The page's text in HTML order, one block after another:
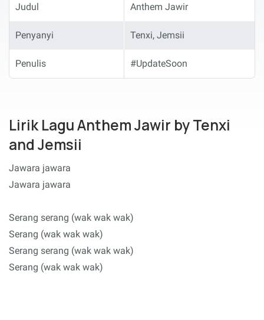
Judul Anthem Jawir
Penyanyi Tenxi, Jemsii
Penulis #UpdateSoon
Lirik Lagu Anthem Jawir by Tenxi
and Jemsii
Jawara jawara
Jawara jawara
Serang serang (wak wak wak)
Serang (wak wak wak)
Serang serang (wak wak wak)
Serang (wak wak wak)